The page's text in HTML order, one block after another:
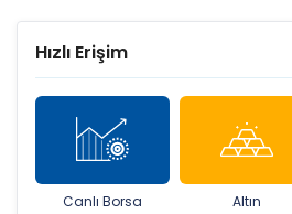
Hızlı Erişim
Canlı Borsa Altın